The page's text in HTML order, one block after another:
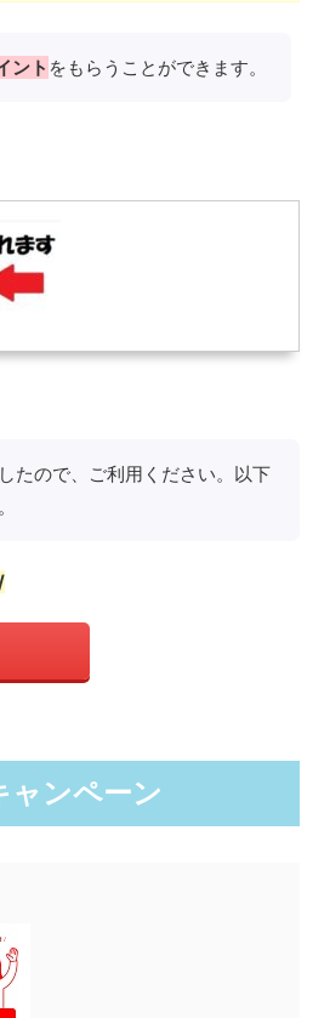
ント をもらうことができます。
たので、ご利用ください。以下
ャンペーン